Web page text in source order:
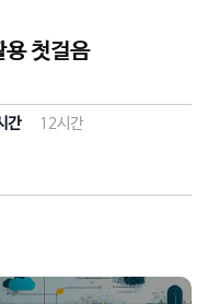
첫걸음
간
12시간